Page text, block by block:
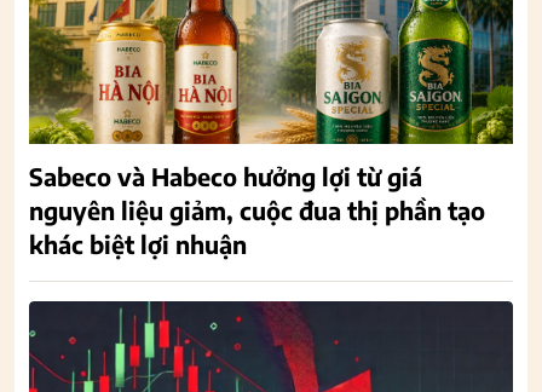
Sabeco và Habeco hưởng lợi từ giá
nguyên liệu giảm, cuộc đua thị phần tạo
khác biệt lợi nhuận